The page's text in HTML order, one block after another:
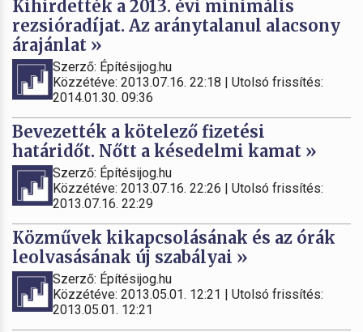
Kihirdették a 2013. évi minimális
rezsióradíjat. Az aránytalanul alacsony
árajánlat »
Szerző: Építésijog.hu
Közzétéve: 2013.07.16. 22:18 | Utolsó frissítés:
2014.01.30. 09:36
Bevezették a kötelező fizetési
határidőt. Nőtt a késedelmi kamat »
Szerző: Építésijog.hu
Közzétéve: 2013.07.16. 22:26 | Utolsó frissítés:
2013.07.16. 22:29
Közművek kikapcsolásának és az órák
leolvasásának új szabályai »
Szerző: Építésijog.hu
Közzétéve: 2013.05.01. 12:21 | Utolsó frissítés:
2013.05.01. 12:21